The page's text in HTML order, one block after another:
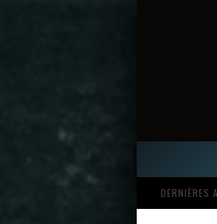
DERNIÈRES